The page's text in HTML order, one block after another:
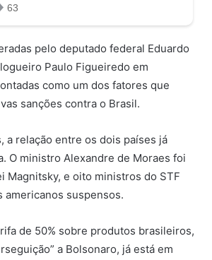
pelo deputado federal Eduardo
Paulo Figueiredo em
como um dos fatores que
sanções contra o Brasil.
a relação entre os dois países já
O ministro Alexandre de Moraes foi
Magnitsky, e oito ministros do STF
americanos suspensos.
de 50% sobre produtos brasileiros,
a Bolsonaro, já está em